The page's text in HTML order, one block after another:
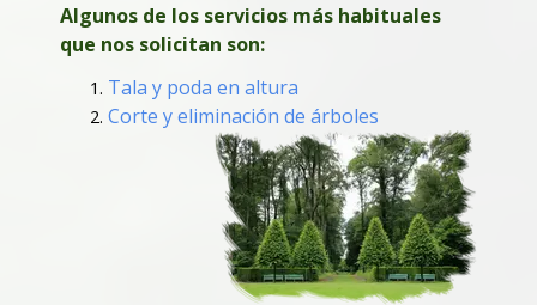
Algunos de los servicios más habituales
que nos solicitan son:
Tala y poda en altura
Corte y eliminación de árboles